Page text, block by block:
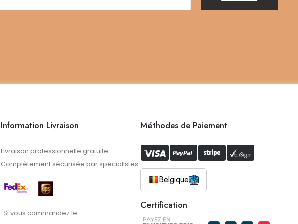
Information Livraison
Livraison professionnelle gratuite
Complètement sécurisée par spécialistes
Si vous commandez le:
Méthodes de Paiement
Belgique
Certification